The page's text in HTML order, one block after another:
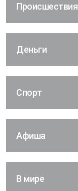
Происшествия
Деньги
Спорт
Афиша
В мире